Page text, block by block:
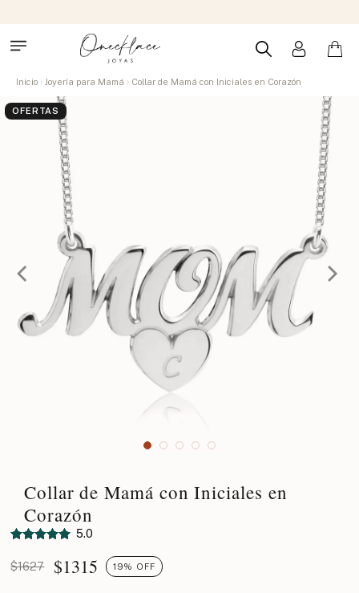
Inicio Joyería para Mamá Collar de Mamá con Iniciales en Corazón
OFERTAS
Collar de Mamá con Iniciales en
Corazón
5.0
$1627 $1315 19% OFF